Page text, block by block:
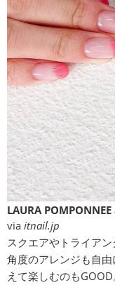
LAURA POMPONNEE
via itnail.jp
スクエアやトライアン
角度のアレンジも自
えて楽しむのも